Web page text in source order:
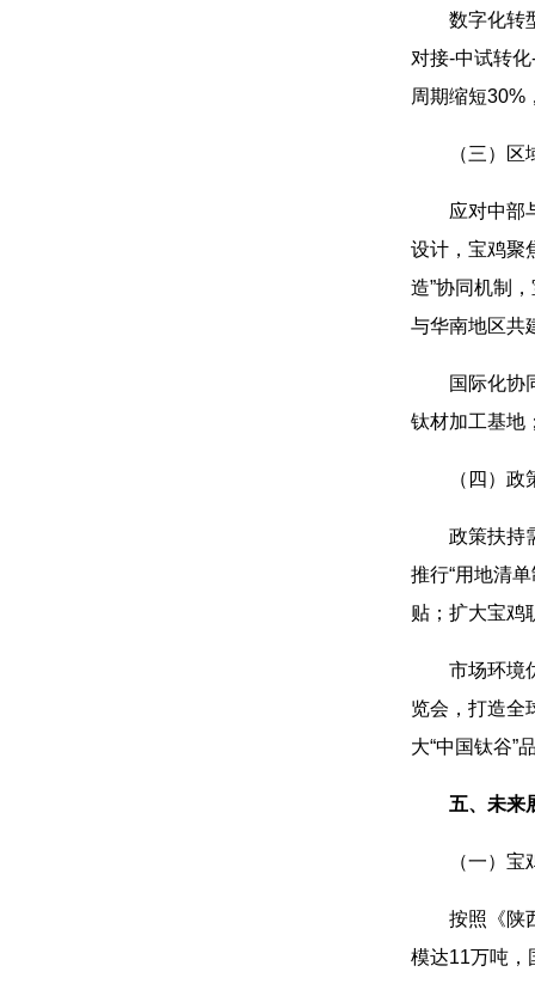
数字化转
对接-中试转
周期缩短30%
（三）
应对中部
设计，宝鸡聚
造”协同机制
与华南地区共
国际化协
钛材加工基地
（四）
政策扶持
推行“用地清
贴；扩大宝鸡
市场环境
览会，打造全
大“中国钛谷”
五、未来
（一）宝
按照《陕
模达11万吨，